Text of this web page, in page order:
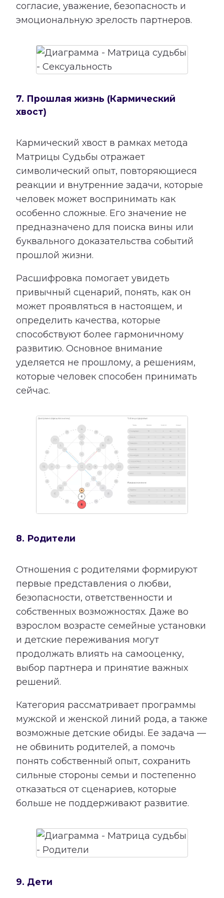
согласие, уважение, безопасность и
эмоциональную зрелость партнеров.
7. Прошлая жизнь (Кармический
хвост)
Кармический хвост в рамках метода
Матрицы Судьбы отражает
символический опыт, повторяющиеся
реакции и внутренние задачи, которые
человек может воспринимать как
особенно сложные. Его значение не
предназначено для поиска вины или
буквального доказательства событий
прошлой жизни.
Расшифровка помогает увидеть
привычный сценарий, понять, как он
может проявляться в настоящем, и
определить качества, которые
способствуют более гармоничному
развитию. Основное внимание
уделяется не прошлому, а решениям,
которые человек способен принимать
сейчас.
8. Родители
Отношения с родителями формируют
первые представления о любви,
безопасности, ответственности и
собственных возможностях. Даже во
взрослом возрасте семейные установки
и детские переживания могут
продолжать влиять на самооценку,
выбор партнера и принятие важных
решений.
Категория рассматривает программы
мужской и женской линий рода, а также
возможные детские обиды. Ее задача —
не обвинить родителей, а помочь
понять собственный опыт, сохранить
сильные стороны семьи и постепенно
отказаться от сценариев, которые
больше не поддерживают развитие.
9. Дети